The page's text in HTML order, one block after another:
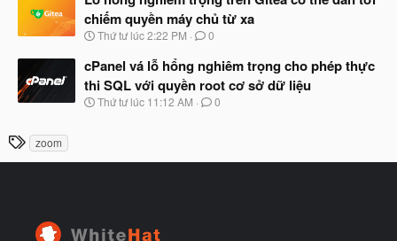
ầ
u
b
ắ
đ
ầ
u
chiếm quyền máy chủ từ xa
N
à
b
ắ
u
Thứ tư lúc 2:22 PM 0
cPanel vá lỗ hổng nghiêm trọng cho phép thực
thi SQL với quyền root cơ sở dữ liệu
N
u
Thứ tư lúc 11:12 AM 0
T
h
zoom